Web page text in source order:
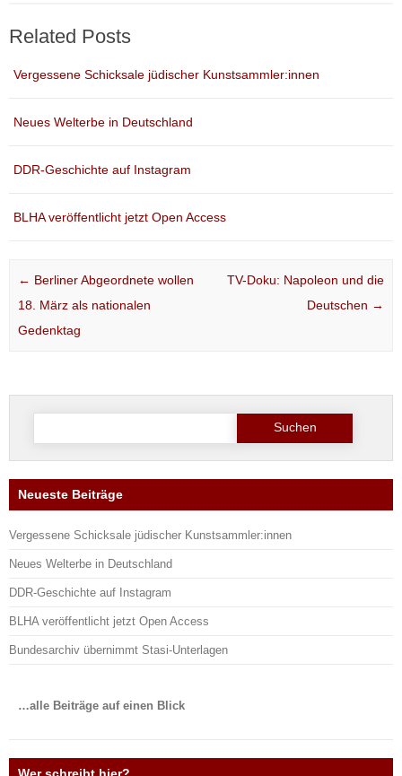
Related Posts
Vergessene Schicksale jüdischer Kunstsammler:innen
Neues Welterbe in Deutschland
DDR-Geschichte auf Instagram
BLHA veröffentlicht jetzt Open Access
Post navigation
← Berliner Abgeordnete wollen
18. März als nationalen
Gedenktag
TV-Doku: Napoleon und die
Deutschen →
Suche
Neueste Beiträge
Vergessene Schicksale jüdischer Kunstsammler:innen
Neues Welterbe in Deutschland
DDR-Geschichte auf Instagram
BLHA veröffentlicht jetzt Open Access
Bundesarchiv übernimmt Stasi-Unterlagen
…alle Beiträge auf einen Blick